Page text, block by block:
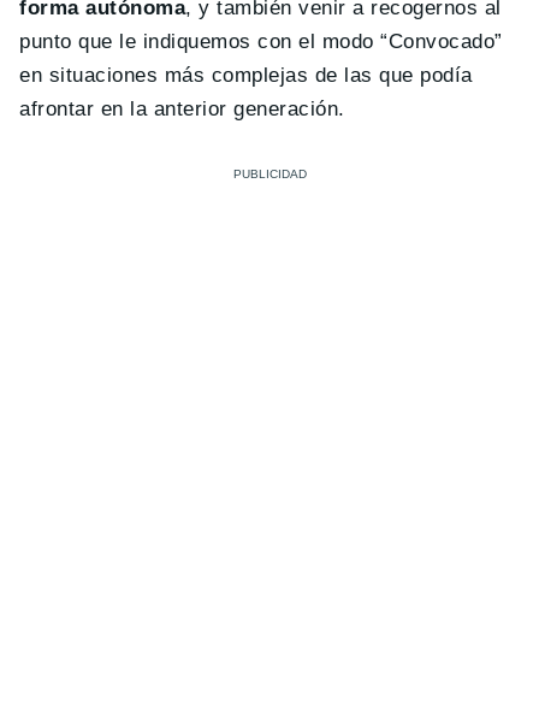
forma autónoma, y también venir a recogernos al
punto que le indiquemos con el modo “Convocado”
en situaciones más complejas de las que podía
afrontar en la anterior generación.